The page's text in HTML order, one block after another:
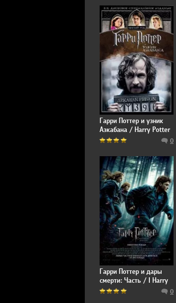
Гарри Поттер и узник
Азкабана / Harry Potter
and the Prisoner of
0
Гарри Поттер и дары
смерти: Часть / I Harry
Potter and the Deathly 0